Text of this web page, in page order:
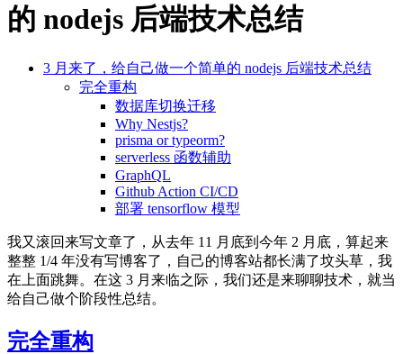
的 nodejs 后端技术总结
3 月来了，给自己做一个简单的 nodejs 后端技术总结
完全重构
数据库切换迁移
Why Nestjs?
prisma or typeorm?
serverless 函数辅助
GraphQL
Github Action CI/CD
部署 tensorflow 模型
我又滚回来写文章了，从去年 11 月底到今年 2 月底，算起来
整整 1/4 年没有写博客了，自己的博客站都长满了坟头草，我
在上面跳舞。在这 3 月来临之际，我们还是来聊聊技术，就当
给自己做个阶段性总结。
完全重构